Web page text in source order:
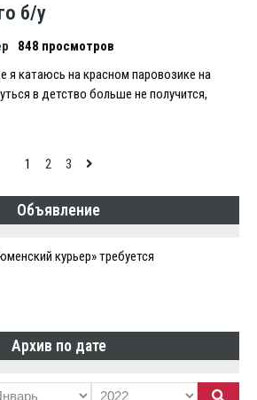
б/у
848 просмотров
я катаюсь на красном паровозике на
в детство больше не получится,
1 2 3
Объявление
курьер» требуется
Архив по дате